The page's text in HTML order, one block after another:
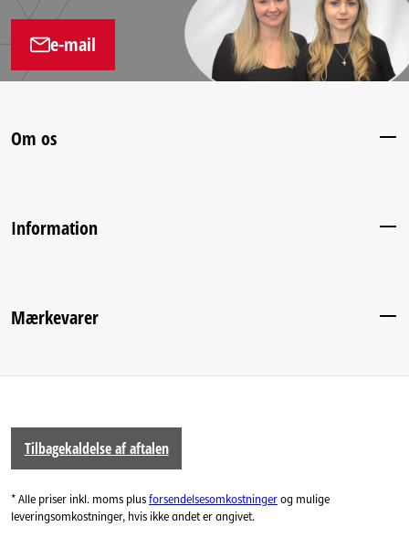
e-mail
Om os
Information
Mærkevarer
Tilbagekaldelse af aftalen
* Alle priser inkl. moms plusforsendelsesomkostningerog mulige
leveringsomkostninger, hvis ikke andet er angivet.